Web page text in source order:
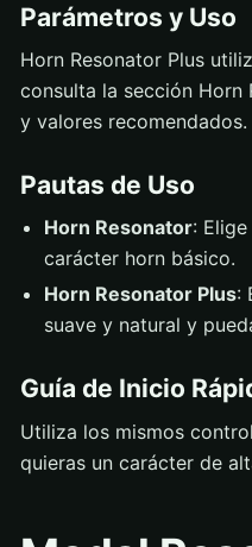
Parámetros y Uso
Horn Resonator Plus
consulta la sección Horn
y valores recomendados.
Pautas de Uso
Horn Resonator:
carácter horn básico.
Horn Resonator Plus:
suave y natural y
Guía de Inicio
Utiliza los mismos
quieras un carácter de